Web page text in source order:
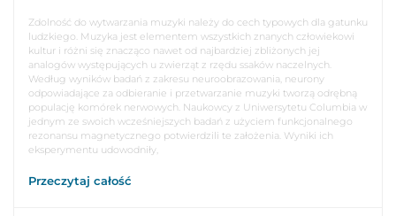
Zdolność do wytwarzania muzyki należy do cech typowych dla gatunku
ludzkiego. Muzyka jest elementem wszystkich znanych człowiekowi
kultur i różni się znacząco nawet od najbardziej zbliżonych jej
analogów występujących u zwierząt z rzędu ssaków naczelnych.
Według wyników badań z zakresu neuroobrazowania, neurony
odpowiadające za odbieranie i przetwarzanie muzyki tworzą odrębną
populację komórek nerwowych. Naukowcy z Uniwersytetu Columbia w
jednym ze swoich wcześniejszych badań z użyciem funkcjonalnego
rezonansu magnetycznego potwierdzili te założenia. Wyniki ich
eksperymentu udowodniły,
Przeczytaj całość